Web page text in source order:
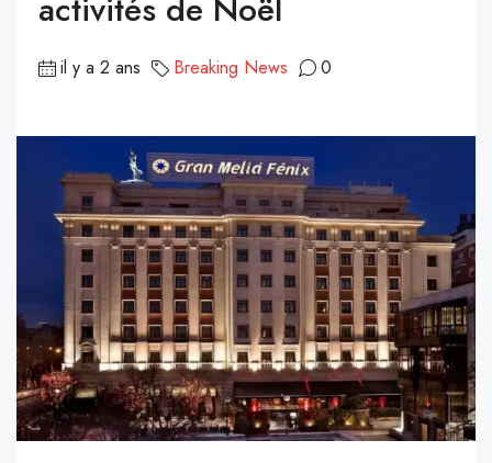
activités de Noël
il y a 2 ans Breaking News 0